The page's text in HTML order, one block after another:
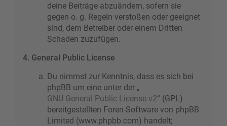
deine Beiträge abzuändern, sofern sie
gegen o. g. Regeln verstoßen oder geeignet
sind, dem Betreiber oder einem Dritten
Schaden zuzufügen.
4. General Public License
Du nimmst zur Kenntnis, dass es sich bei
phpBB um eine unter der „
GNU General Public License v2“ (GPL)
bereitgestellten Foren-Software von phpBB
Limited (www.phpbb.com) handelt;